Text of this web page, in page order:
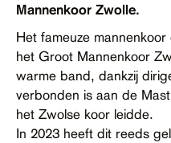
Mannenkoor Zwolle.
Het fameuze
het Groot Mannenkoor
warme band, dankzij
verbonden is aan de
het Zwolse koor leidde.
In 2023 heeft dit reeds